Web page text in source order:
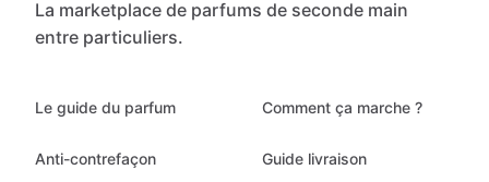
La marketplace de parfums de seconde main
entre particuliers.
Le guide du parfum
Anti-contrefaçon
Comment ça marche ?
Guide livraison